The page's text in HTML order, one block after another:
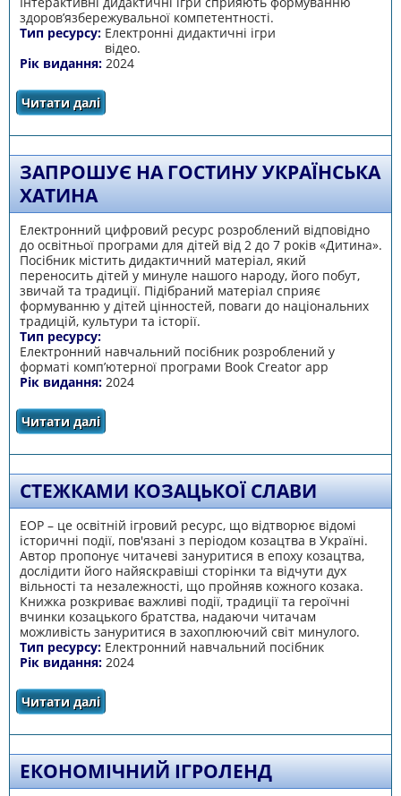
здоров’язбережувальної компетентності.
Тип ресурсу: Електронні дидактичні ігри
відео.
Рік видання: 2024
Читати даліпро “Безпека понад усе”
ЗАПРОШУЄ НА ГОСТИНУ УКРАЇНСЬКА
ХАТИНА
Електронний цифровий ресурс розроблений відповідно
до освітньої програми для дітей від 2 до 7 років «Дитина».
Посібник містить дидактичний матеріал, який
переносить дітей у минуле нашого народу, його побут,
звичай та традиції. Підібраний матеріал сприяє
формуванню у дітей цінностей, поваги до національних
традицій, культури та історії.
Тип ресурсу:
Електронний навчальний посібник розроблений у
форматі комп’ютерної програми Book Creator app
Рік видання: 2024
Читати даліпро Запрошує на гостину українська хатина
СТЕЖКАМИ КОЗАЦЬКОЇ СЛАВИ
ЕОР – це освітній ігровий ресурс, що відтворює відомі
історичні події, пов'язані з періодом козацтва в Україні.
Автор пропонує читачеві зануритися в епоху козацтва,
дослідити його найяскравіші сторінки та відчути дух
вільності та незалежності, що пройняв кожного козака.
Книжка розкриває важливі події, традиції та героїчні
вчинки козацького братства, надаючи читачам
можливість зануритися в захоплюючий світ минулого.
Тип ресурсу: Електронний навчальний посібник
Рік видання: 2024
Читати даліпро Стежками козацької слави
ЕКОНОМІЧНИЙ ІГРОЛЕНД